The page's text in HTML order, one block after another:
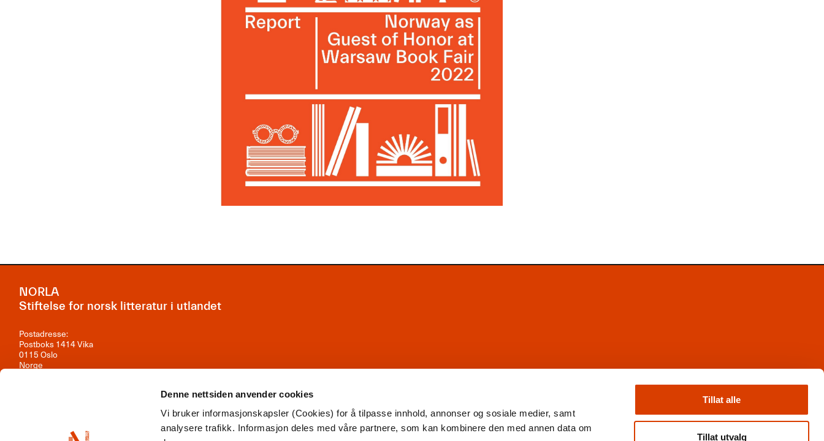
Denne nettsiden anvender cookies
Vi bruker informasjonskapsler (Cookies) for å tilpasse innhold, annonser og sosiale medier, samt
analysere trafikk. Informasjon deles med våre partnere, som kan kombinere den med annen data om
Tillat alle
Tillat utvalg
NORLA
Stiftelse for norsk litteratur i utlandet
Postadresse:
Postboks 1414 Vika
0115 Oslo
Norge
Nyhetsbrev
Books from Norway